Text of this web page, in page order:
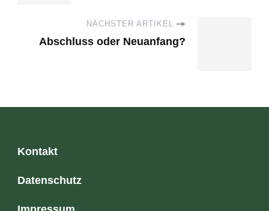
NÄCHSTER ARTIKEL
Abschluss oder Neuanfang?
Kontakt
Datenschutz